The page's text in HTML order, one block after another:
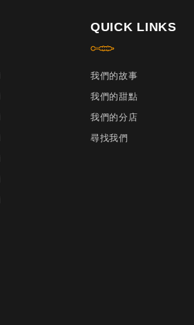
QUICK LINKS
我們的故事
我們的甜點
我們的分店
尋找我們